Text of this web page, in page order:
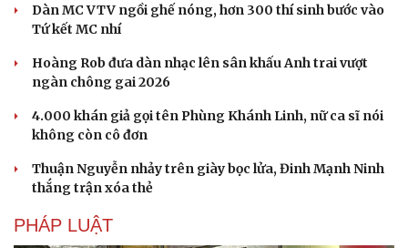
Sân khấu - Điện ảnh
Văn học
Âm nhạc
Di sản
Nghệ sĩ
Sao Việt
Dàn MC VTV ngồi ghế nóng, hơn 300 thí sinh bước vào
Tứ kết MC nhí
Hoàng Rob đưa dàn nhạc lên sân khấu Anh trai vượt
ngàn chông gai 2026
4.000 khán giả gọi tên Phùng Khánh Linh, nữ ca sĩ nói
không còn cô đơn
Thuận Nguyễn nhảy trên giày bọc lửa, Đinh Mạnh Ninh
thắng trận xóa thẻ
PHÁP LUẬT